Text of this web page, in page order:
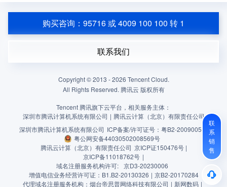
联
系
销
售
购买咨询：95716 或 4009 100 100 转 1
联系我们
Copyright © 2013 -2026 Tencent Cloud.
All Rights Reserved. 腾讯云 版权所有
Tencent 腾讯旗下云平台，相关服务主体：
深圳市腾讯计算机系统有限公司 | 腾讯云计算（北京）有限责任公司
深圳市腾讯计算机系统有限公司 ICP备案/许可证号： 粤B2-20090059
粤公网安备44030502008569号
腾讯云计算（北京）有限责任公司 京ICP证150476号 |
京ICP备11018762号 |
域名注册服务机构许可: 京D3-20230006
增值电信业务经营许可证：B1.B2-20130326 | 京B2-20170284
代理域名注册服务机构：烟台帝思普网络科技有限公司 | 新网数码 |